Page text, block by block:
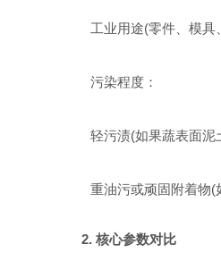
工业用途(零件、模具
污染程度：
轻污渍(如果蔬表面泥
重油污或顽固附着物(
2. 核心参数对比